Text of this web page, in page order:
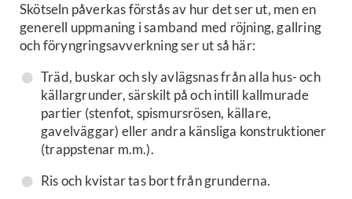
Skötseln påverkas förstås av hur det ser ut, men en
generell uppmaning i samband med röjning, gallring
och föryngringsavverkning ser ut så här:
Träd, buskar och sly avlägsnas från alla hus- och
källargrunder, särskilt på och intill kallmurade
partier (stenfot, spismursrösen, källare,
gavelväggar) eller andra känsliga konstruktioner
(trappstenar m.m.).
Ris och kvistar tas bort från grunderna.